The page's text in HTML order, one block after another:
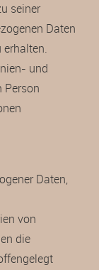
seiner
Daten
erhalten.
und
Person
Daten,
von
die